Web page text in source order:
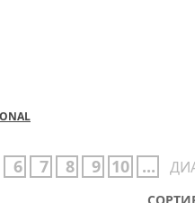
6 7 8 9 10 ...